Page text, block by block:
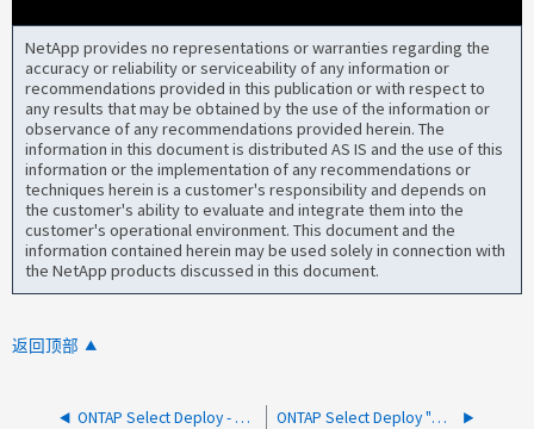
NetApp provides no representations or warranties regarding the
accuracy or reliability or serviceability of any information or
recommendations provided in this publication or with respect to
any results that may be obtained by the use of the information or
observance of any recommendations provided herein. The
information in this document is distributed AS IS and the use of this
information or the implementation of any recommendations or
techniques herein is a customer's responsibility and depends on
the customer's ability to evaluate and integrate them into the
customer's operational environment. This document and the
information contained herein may be used solely in connection with
the NetApp products discussed in this document.
返回顶部
ONTAP Select Deploy - 不需要的 Select 集群停留在部署后设置中 ONTAP Select Deploy "添加存储"作业已停止